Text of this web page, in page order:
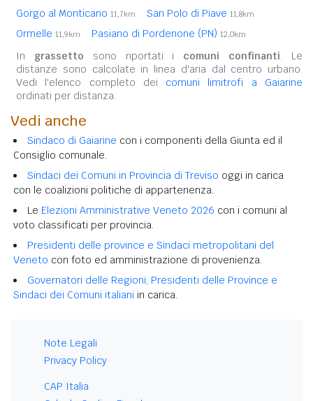
Gorgo al Monticano 11,7km San Polo di Piave 11,8km
Ormelle 11,9km Pasiano di Pordenone (PN) 12,0km
In grassetto sono riportati i comuni confinanti. Le
distanze sono calcolate in linea d'aria dal centro urbano.
Vedi l'elenco completo dei comuni limitrofi a Gaiarine
ordinati per distanza.
Vedi anche
Sindaco di Gaiarine con i componenti della Giunta ed il
Consiglio comunale.
Sindaci dei Comuni in Provincia di Treviso oggi in carica
con le coalizioni politiche di appartenenza.
Le Elezioni Amministrative Veneto 2026 con i comuni al
voto classificati per provincia.
Presidenti delle province e Sindaci metropolitani del
Veneto con foto ed amministrazione di provenienza.
Governatori delle Regioni, Presidenti delle Province e
Sindaci dei Comuni italiani in carica.
Note Legali
Privacy Policy
CAP Italia